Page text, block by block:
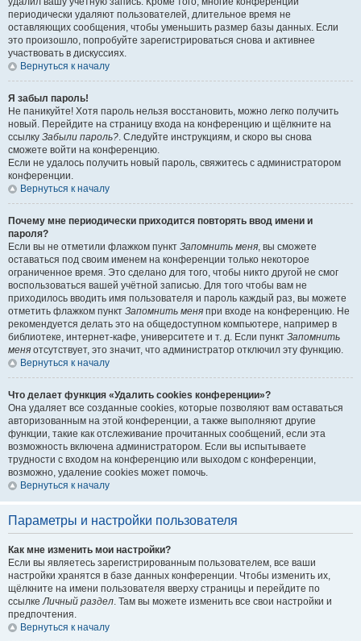
периодически удаляют пользователей, длительное время не
оставляющих сообщения, чтобы уменьшить размер базы данных. Если
это произошло, попробуйте зарегистрироваться снова и активнее
участвовать в дискуссиях.
Вернуться к началу
Я забыл пароль!
Не паникуйте! Хотя пароль нельзя восстановить, можно легко получить
новый. Перейдите на страницу входа на конференцию и щёлкните на
ссылку Забыли пароль?. Следуйте инструкциям, и скоро вы снова
сможете войти на конференцию.
Если не удалось получить новый пароль, свяжитесь с администратором
конференции.
Вернуться к началу
Почему мне периодически приходится повторять ввод имени и
пароля?
Если вы не отметили флажком пункт Запомнить меня, вы сможете
оставаться под своим именем на конференции только некоторое
ограниченное время. Это сделано для того, чтобы никто другой не смог
воспользоваться вашей учётной записью. Для того чтобы вам не
приходилось вводить имя пользователя и пароль каждый раз, вы можете
отметить флажком пункт Запомнить меня при входе на конференцию. Не
рекомендуется делать это на общедоступном компьютере, например в
библиотеке, интернет-кафе, университете и т. д. Если пункт Запомнить
меня отсутствует, это значит, что администратор отключил эту функцию.
Вернуться к началу
Что делает функция «Удалить cookies конференции»?
Она удаляет все созданные cookies, которые позволяют вам оставаться
авторизованным на этой конференции, а также выполняют другие
функции, такие как отслеживание прочитанных сообщений, если эта
возможность включена администратором. Если вы испытываете
трудности с входом на конференцию или выходом с конференции,
возможно, удаление cookies может помочь.
Вернуться к началу
Параметры и настройки пользователя
Как мне изменить мои настройки?
Если вы являетесь зарегистрированным пользователем, все ваши
настройки хранятся в базе данных конференции. Чтобы изменить их,
щёлкните на имени пользователя вверху страницы и перейдите по
ссылкеЛичный раздел. Там вы можете изменить все свои настройки и
предпочтения.
Вернуться к началу